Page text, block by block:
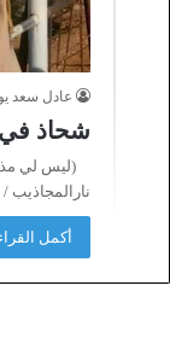
عادل سعد
شحاذ
(ليس لي
نارالمجاذيب
أكمل